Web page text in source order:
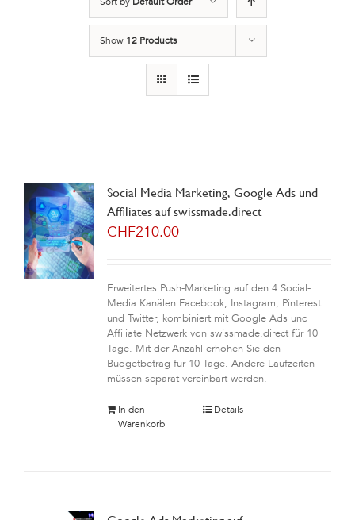
Show 12 Products
Social Media Marketing, Google Ads und
Affiliates auf swissmade.direct
CHF210.00
Erweitertes Push-Marketing auf den 4 Social-
Media Kanälen Facebook, Instagram, Pinterest
und Twitter, kombiniert mit Google Ads und
Affiliate Netzwerk von swissmade.direct für 10
Tage. Mit der Anzahl erhöhen Sie den
Budgetbetrag für 10 Tage. Andere Laufzeiten
müssen separat vereinbart werden.
In den
Warenkorb
Details